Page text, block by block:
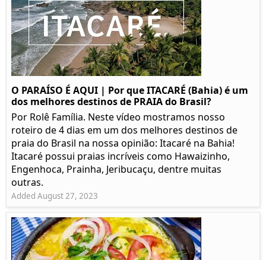
O PARAÍSO É AQUI | Por que ITACARÉ (Bahia) é um
dos melhores destinos de PRAIA do Brasil?
Por Rolê Família. Neste vídeo mostramos nosso
roteiro de 4 dias em um dos melhores destinos de
praia do Brasil na nossa opinião: Itacaré na Bahia!
Itacaré possui praias incríveis como Hawaizinho,
Engenhoca, Prainha, Jeribucaçu, dentre muitas
outras.
Added August 27, 2023